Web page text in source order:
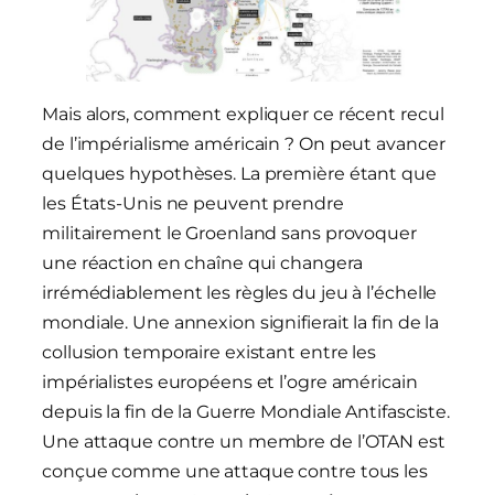
Mais alors, comment expliquer ce récent recul
de l’impérialisme américain ? On peut avancer
quelques hypothèses. La première étant que
les États-Unis ne peuvent prendre
militairement le Groenland sans provoquer
une réaction en chaîne qui changera
irrémédiablement les règles du jeu à l’échelle
mondiale. Une annexion signifierait la fin de la
collusion temporaire existant entre les
impérialistes européens et l’ogre américain
depuis la fin de la Guerre Mondiale Antifasciste.
Une attaque contre un membre de l’OTAN est
conçue comme une attaque contre tous les